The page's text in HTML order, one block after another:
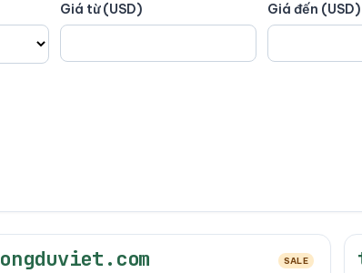
Giá từ (USD) Giá đến (USD)
ongduviet.com SALE